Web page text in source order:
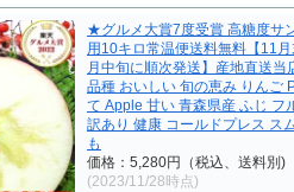
★グルメ大賞7度受賞 高糖度サ
用10キロ常温便送料無料【11
月中旬に順次発送】産地直送当
品種 おいしい 旬の恵み りんご
て Apple 甘い 青森県産 ふじ フ
訳あり 健康 コールドプレス ス
も
価格：5,280円（税込、送料別)
(2023/11/28時点)